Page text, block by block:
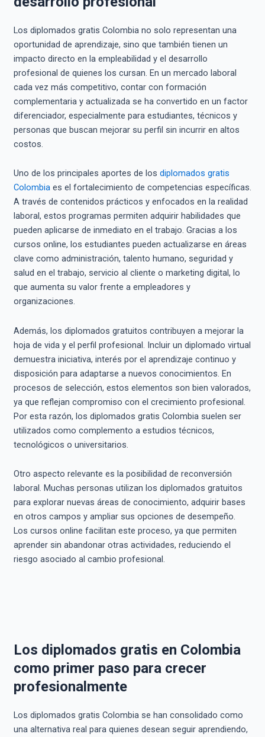
Los diplomados gratis Colombia no solo representan una
oportunidad de aprendizaje, sino que también tienen un
impacto directo en la empleabilidad y el desarrollo
profesional de quienes los cursan. En un mercado laboral
cada vez más competitivo, contar con formación
complementaria y actualizada se ha convertido en un factor
diferenciador, especialmente para estudiantes, técnicos y
personas que buscan mejorar su perfil sin incurrir en altos
costos.
Uno de los principales aportes de los diplomados gratis
Colombiaes el fortalecimiento de competencias específicas.
A través de contenidos prácticos y enfocados en la realidad
laboral, estos programas permiten adquirir habilidades que
pueden aplicarse de inmediato en el trabajo. Gracias a los
cursos online, los estudiantes pueden actualizarse en áreas
clave como administración, talento humano, seguridad y
salud en el trabajo, servicio al cliente o marketing digital, lo
que aumenta su valor frente a empleadores y
organizaciones.
Además, los diplomados gratuitos contribuyen a mejorar la
hoja de vida y el perfil profesional. Incluir un diplomado virtual
demuestra iniciativa, interés por el aprendizaje continuo y
disposición para adaptarse a nuevos conocimientos. En
procesos de selección, estos elementos son bien valorados,
ya que reflejan compromiso con el crecimiento profesional.
Por esta razón, los diplomados gratis Colombia suelen ser
utilizados como complemento a estudios técnicos,
tecnológicos o universitarios.
Otro aspecto relevante es la posibilidad de reconversión
laboral. Muchas personas utilizan los diplomados gratuitos
para explorar nuevas áreas de conocimiento, adquirir bases
en otros campos y ampliar sus opciones de desempeño.
Los cursos online facilitan este proceso, ya que permiten
aprender sin abandonar otras actividades, reduciendo el
riesgo asociado al cambio profesional.
Los diplomados gratis en Colombia
como primer paso para crecer
profesionalmente
Los diplomados gratis Colombia se han consolidado como
una alternativa real para quienes desean seguir aprendiendo,